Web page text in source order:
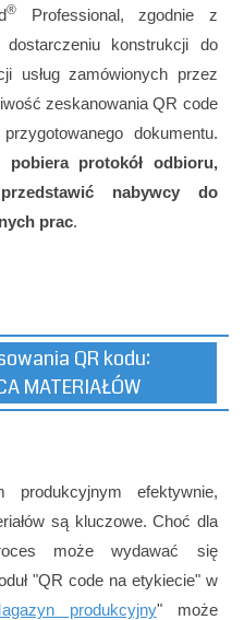
®
Professional, zgodnie z
konstrukcji do
usług zamówionych przez
zeskanowania QR code
dokumentu.
pobiera protokół odbioru,
nabywcy do
prac.
QR kodu:
MATERIAŁÓW
produkcyjnym efektywnie,
są kluczowe. Choć dla
może wydawać się
"QR code na etykiecie" w
produkcyjny" może